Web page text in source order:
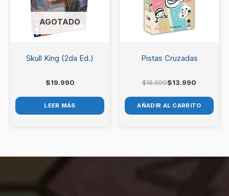
AGOTADO
Skull King (2da Ed.)
$19.990
LEER MÁS
Pistas Cruzadas
$16.990$13.990
AÑADIR AL CARRITO